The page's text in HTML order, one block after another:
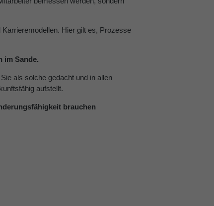
Hier gilt es, Prozesse
im Sande.
als solche gedacht und in allen
aufstellt.
brauchen